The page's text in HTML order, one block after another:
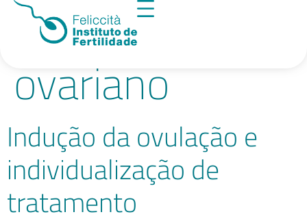
Tag:estímulo
ovariano
Indução da ovulação e
individualização de
tratamento